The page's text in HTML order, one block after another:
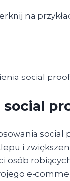
na
social
social
i
osób
e-